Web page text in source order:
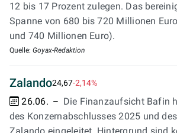
12 bis 17 Prozent zulegen. Das
Spanne von 680 bis 720 Millionen
und 740 Millionen Euro).
Quelle: Goyax-Redaktion
Zalando24,67-2,14%
26.06.
Die Finanzaufsicht Bafin
des Konzernabschlusses 2025 und